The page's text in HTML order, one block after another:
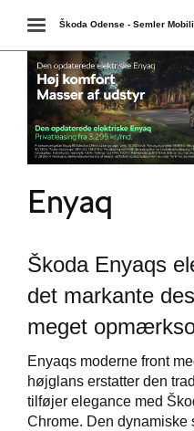
Toggle
navigation
Škoda Odense - Semler
Enyaq
Škoda Enyaqs
det markante
meget
Enyaqs moderne front
højglans erstatter den
tilføjer elegance med
Chrome. Den dynamiske